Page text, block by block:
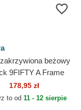
beżowy
9FIFTY A Frame
Atlanta Braves MLB
178,95 zł
to od 11 - 12 sierpie